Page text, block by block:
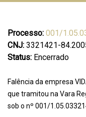
Processo: 001/
CNJ: 3321421-
Status: Encerrado
Falência da empresa
que tramitou na Vara
sob o nº 001/